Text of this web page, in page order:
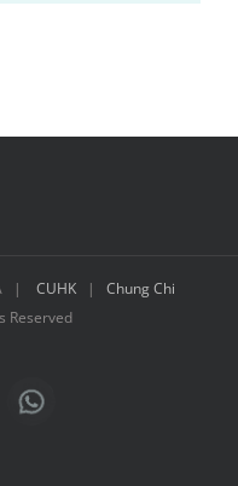
| CUHK | Chung Chi
WhatsApp